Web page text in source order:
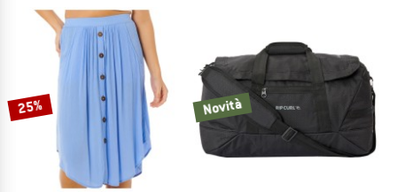
25% Novità